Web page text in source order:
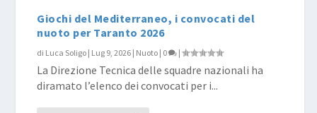
Giochi del Mediterraneo, i convocati del
nuoto per Taranto 2026
di Luca Soligo | Lug 9, 2026 | Nuoto | 0 |
La Direzione Tecnica delle squadre nazionali ha
diramato l’elenco dei convocati per i...